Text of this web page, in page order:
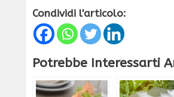
Condividi l'articolo:
Potrebbe Interessarti